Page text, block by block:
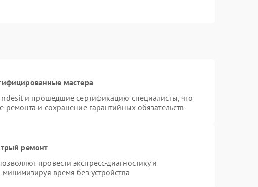
мастера
и прошедшие сертификацию специалисты, что
ремонта и сохранение гарантийных обязательств
ремонт
провести экспресс-диагностику и
время без устройства